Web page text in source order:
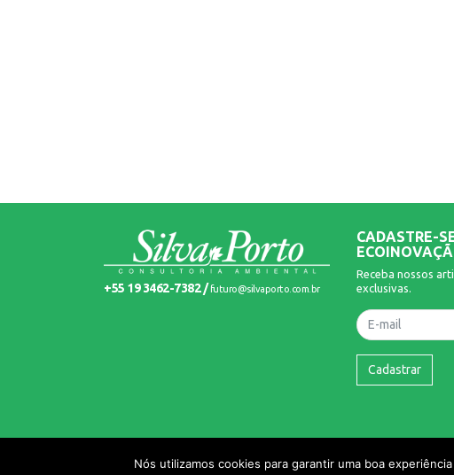
+55 19 3462-7382 /futuro@silvaporto.com.br
CADASTRE-
Receba nossos
exclusivas.
Nome
Cadastrar
© 2026 Silva Porto. Todos os Direitos Reservados.
Nós utilizamos cookies para garantir uma boa